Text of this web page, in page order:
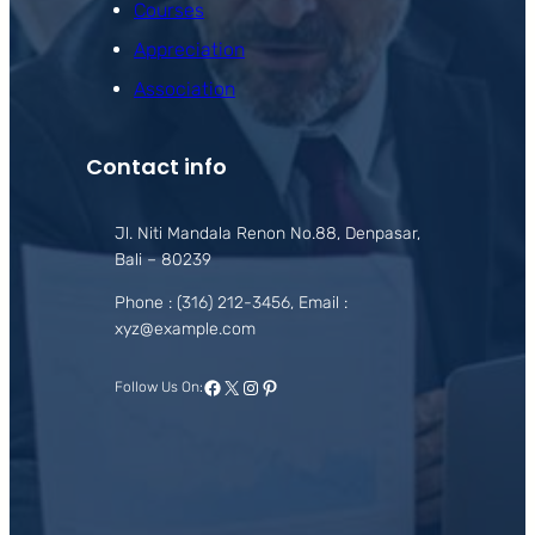
Courses
Appreciation
Association
Contact info
Jl. Niti Mandala Renon No.88, Denpasar,
Bali – 80239
Phone : (316) 212-3456, Email :
xyz@example.com
Follow Us On:Facebook
X Instagram
Pinterest